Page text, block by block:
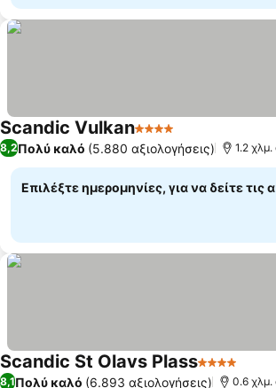
Scandic Vulkan4 Αστέρια
8,2Πολύ καλό (5.880 αξιολογήσεις) 1.2
Επιλέξτε ημερομηνίες, για να δείτε τις
Scandic St Olavs Plass4 Αστέρια
8,1Πολύ καλό (6.893 αξιολογήσεις) 0.6